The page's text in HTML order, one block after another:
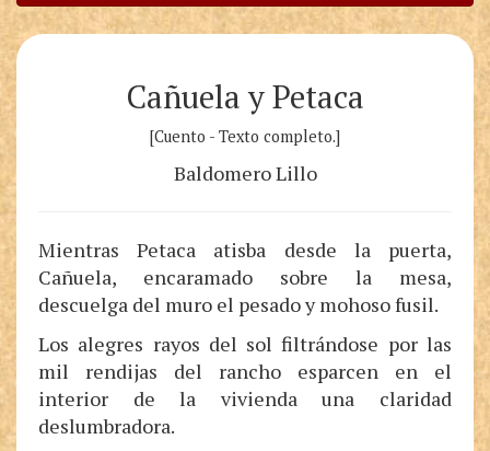
Cañuela y Petaca
[Cuento - Texto completo.]
Baldomero Lillo
Mientras Petaca atisba desde la puerta,
Cañuela, encaramado sobre la mesa,
descuelga del muro el pesado y mohoso fusil.
Los alegres rayos del sol filtrándose por las
mil rendijas del rancho esparcen en el
interior de la vivienda una claridad
deslumbradora.